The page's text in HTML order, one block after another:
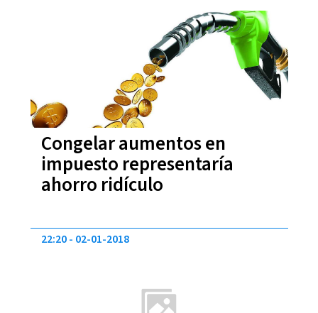
Congelar aumentos en
impuesto representaría
ahorro ridículo
22:20 02-01-2018